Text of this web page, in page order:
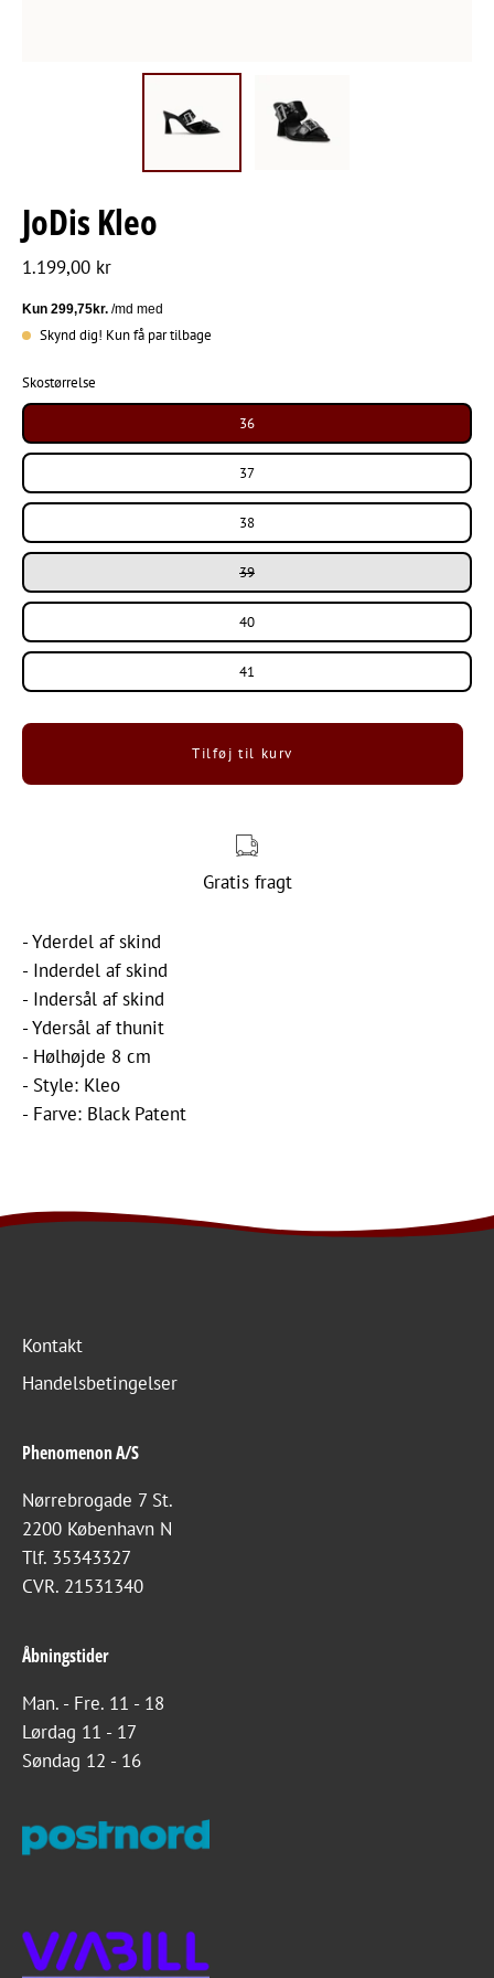
JoDis Kleo
1.199,00 kr
Skynd dig! Kun få par tilbage
Skostørrelse
36
37
38
39
40
41
Tilføj til kurv
Gratis fragt
- Yderdel af skind
- Inderdel af skind
- Indersål af skind
- Ydersål af thunit
- Hølhøjde 8 cm
- Style: Kleo
- Farve: Black Patent
Kontakt
Handelsbetingelser
Phenomenon A/S
Nørrebrogade 7 St.
2200 København N
Tlf. 35343327
CVR. 21531340
Åbningstider
Man. - Fre. 11 - 18
Lørdag 11 - 17
Søndag 12 - 16